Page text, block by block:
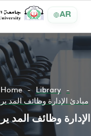
AR
Home
Library
مبادئ الإدارة وظائف المد ير
وظائف المد ير